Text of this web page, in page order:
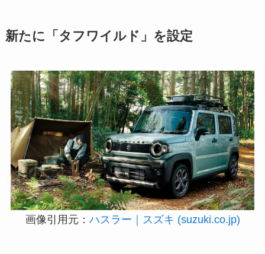
新たに「タフワイルド」を設定
画像引用元： ハスラー｜スズキ (suzuki.co.jp)